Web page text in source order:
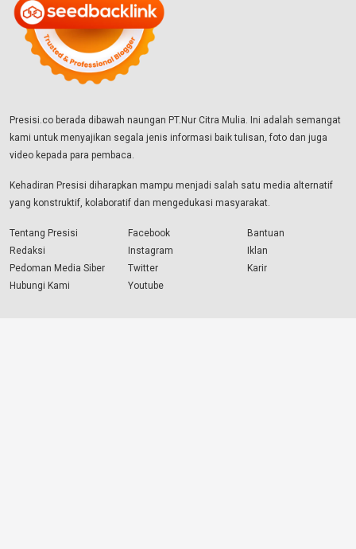
Presisi.co berada dibawah naungan PT.Nur Citra Mulia. Ini adalah semangat
kami untuk menyajikan segala jenis informasi baik tulisan, foto dan juga
video kepada para pembaca.
Kehadiran Presisi diharapkan mampu menjadi salah satu media alternatif
yang konstruktif, kolaboratif dan mengedukasi masyarakat.
Tentang Presisi
Redaksi
Pedoman Media Siber
Hubungi Kami
Facebook
Instagram
Twitter
Youtube
Bantuan
Iklan
Karir